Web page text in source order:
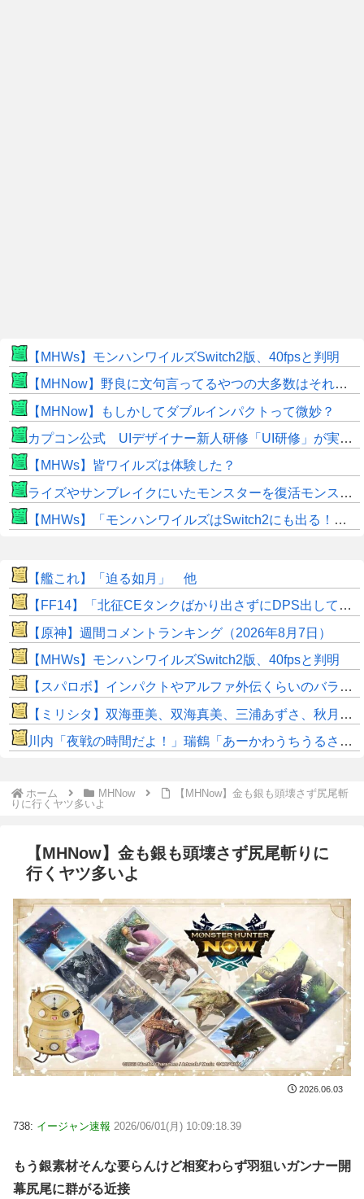
【MHWs】モンハンワイルズSwitch2版、40fpsと判明
【MHNow】野良に文句言ってるやつの大多数はそれしてないだけの雑魚だから聞く耳持つだけムダよ
【MHNow】もしかしてダブルインパクトって微妙？
カプコン公式 UIデザイナー新人研修「UI研修」が実装まで進みました！
【MHWs】皆ワイルズは体験した？
ライズやサンブレイクにいたモンスターを復活モンスターと呼ぶのはやめよう
【MHWs】「モンハンワイルズはSwitch2にも出る！」👈こいつにかけたい言葉ｗｗｗｗｗｗｗｗｗ
【艦これ】「迫る如月」 他
【FF14】「北征CEタンクばかり出さずにDPS出してくれ！」安全重視のヒカセンが増えすぎた結果・・・CEにかかる時間がドンドン延びている？
【原神】週間コメントランキング（2026年8月7日）
【MHWs】モンハンワイルズSwitch2版、40fpsと判明
【スパロボ】インパクトやアルファ外伝くらいのバランス求む！！ → インパクトも最終的にはコアブースターで雑魚は一撃で倒せてたけどね
【ミリシタ】双海亜美、双海真美、三浦あずさ、秋月律子のカードのみが出現する『dual twin live tour大阪公演打ち上げ39ガシャ』開催!! ボイスアイテム＆VCカードセット登場!!
川内「夜戦の時間だよ！」瑞鶴「あーかわうちうるさい！」
ホーム MHNow
【MHNow】金も銀も頭壊さず尻尾斬
りに行くヤツ多いよ
【MHNow】金も銀も頭壊さず尻尾斬りに
行くヤツ多いよ
2026.06.03
738: イージャン速報 2026/06/01(月) 10:09:18.39
もう銀素材そんな要らんけど相変わらず羽狙いガンナー開
幕尻尾に群がる近接